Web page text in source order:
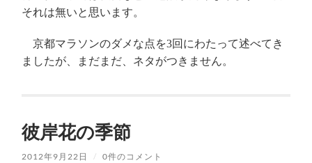
それは無いと思います。
京都マラソンのダメな点を3回にわたって述べてき
ましたが、まだまだ、ネタがつきません。
彼岸花の季節
2012年9月22日 / 0件のコメント